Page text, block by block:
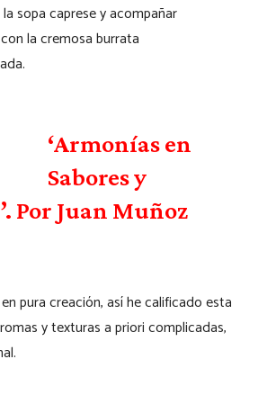
sopa caprese y acompañar
la cremosa burrata
‘Armonías en
Sabores y
Por Juan Muñoz
pura creación, así he calificado esta
y texturas a priori complicadas,